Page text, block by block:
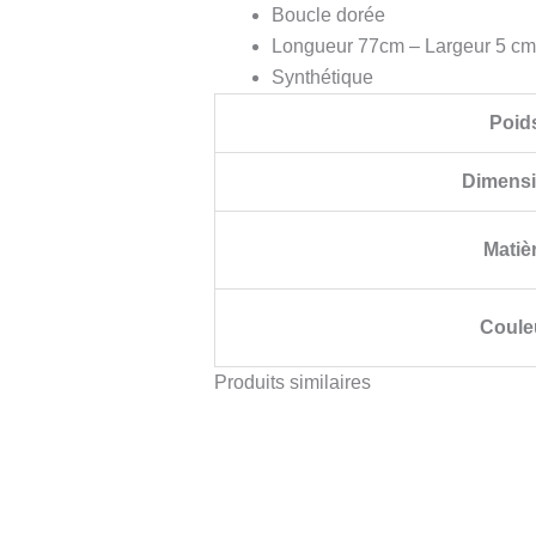
Boucle dorée
Longueur 77cm – Largeur 5 cm
Synthétique
Produits similaires